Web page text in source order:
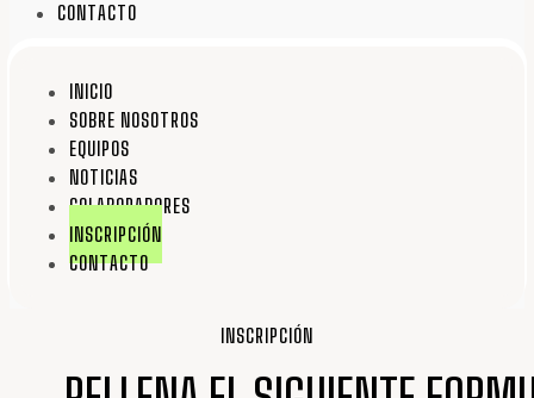
CONTACTO
INICIO
SOBRE NOSOTROS
EQUIPOS
NOTICIAS
COLABORADORES
INSCRIPCIÓN
CONTACTO
INSCRIPCIÓN